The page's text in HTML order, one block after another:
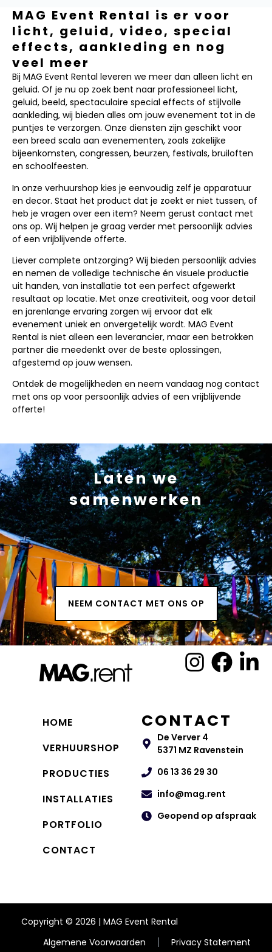
MAG Event Rental is er voor
licht, geluid, video, special
effects, aankleding en nog
veel meer
Bij MAG Event Rental leveren we meer dan alleen licht en
geluid. Of je nu op zoek bent naar professioneel licht,
geluid, beeld, spectaculaire special effects of stijlvolle
aankleding, wij bieden alles om jouw evenement tot in de
puntjes te verzorgen. Onze diensten zijn geschikt voor
een breed scala aan evenementen, zoals zakelijke
bijeenkomsten, congressen, beurzen, festivals, bruiloften
en schoolfeesten.
In onze verhuurshop kies je eenvoudig zelf je apparatuur
en decor. Staat het product dat je zoekt er niet tussen, of
heb je vragen over een item? Neem gerust contact met
ons op. Wij helpen je graag verder met persoonlijk advies
of een vrijblijvende offerte.
Liever complete ontzorging? Wij bieden persoonlijk advies
en nemen de volledige technische én visuele productie
uit handen, van installatie tot een perfect afgewerkt
resultaat op locatie. Met onze creativiteit, oog voor detail
en jarenlange ervaring zorgen wij ervoor dat elk
evenement uniek en onvergetelijk wordt. MAG Event
Rental is niet alleen een leverancier, maar een betrokken
partner die meedenkt over de beste oplossingen,
afgestemd op jouw wensen.
Ontdek de mogelijkheden en neem vandaag nog contact
met ons op voor persoonlijk advies of een vrijblijvende
offerte!
Laten we
samenwerken
NEEM CONTACT MET ONS OP
CONTACT
De Verver 4
5371 MZ Ravenstein
06 13 36 29 30
info@mag.rent
Geopend op afspraak
HOME
VERHUURSHOP
PRODUCTIES
INSTALLATIES
PORTFOLIO
CONTACT
Copyright © 2026 | MAG Event Rental
Algemene Voorwaarden
Privacy Statement